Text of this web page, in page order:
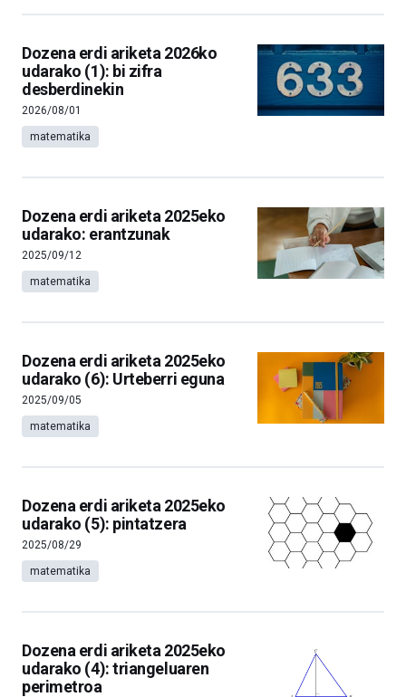
Dozena erdi ariketa 2026ko
udarako (1): bi zifra
desberdinekin
2026/08/01
matematika
Dozena erdi ariketa 2025eko
udarako: erantzunak
2025/09/12
matematika
Dozena erdi ariketa 2025eko
udarako (6): Urteberri eguna
2025/09/05
matematika
Dozena erdi ariketa 2025eko
udarako (5): pintatzera
2025/08/29
matematika
Dozena erdi ariketa 2025eko
udarako (4): triangeluaren
perimetroa